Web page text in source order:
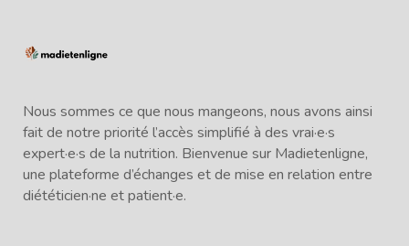
Nous sommes ce que nous mangeons, nous avons ainsi
fait de notre priorité l’accès simplifié à des vrai·e·s
expert·e·s de la nutrition. Bienvenue sur Madietenligne,
une plateforme d’échanges et de mise en relation entre
diététicien·ne et patient·e.